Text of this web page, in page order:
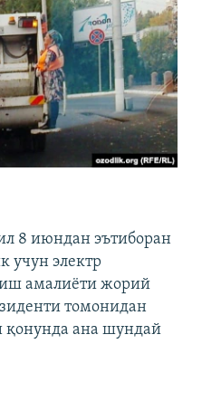
8 июндан эътиборан
учун электр
амалиёти жорий
томонидан
қонунда ана шундай